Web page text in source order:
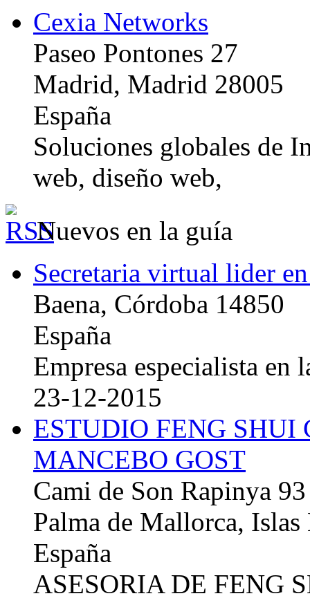
Cexia Networks
Paseo Pontones 27
Madrid, Madrid 28005
España
Soluciones globales de
web, diseño web,
Nuevos en la guía
Secretaria virtual lider
Baena, Córdoba 14850
España
Empresa especialista en
23-12-2015
ESTUDIO FENG
MANCEBO GOST
Cami de Son Rapinya 93
Palma de Mallorca, Islas
España
ASESORIA DE FENG